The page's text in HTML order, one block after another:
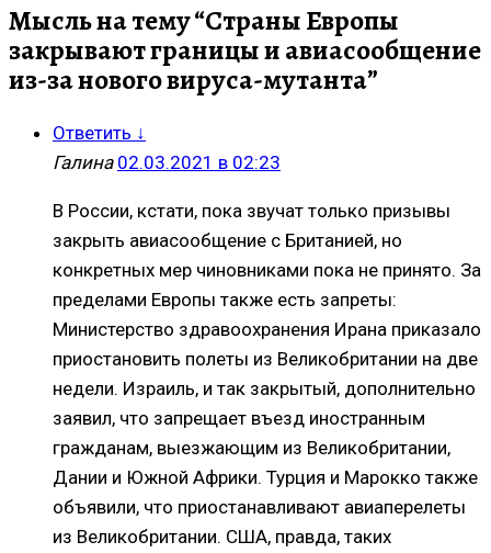
Мысль на тему “Страны Европы
закрывают границы и авиасообщение
из-за нового вируса-мутанта”
Ответить ↓
Галина 02.03.2021 в 02:23
В России, кстати, пока звучат только призывы
закрыть авиасообщение с Британией, но
конкретных мер чиновниками пока не принято. За
пределами Европы также есть запреты:
Министерство здравоохранения Ирана приказало
приостановить полеты из Великобритании на две
недели. Израиль, и так закрытый, дополнительно
заявил, что запрещает въезд иностранным
гражданам, выезжающим из Великобритании,
Дании и Южной Африки. Турция и Марокко также
объявили, что приостанавливают авиаперелеты
из Великобритании. США, правда, таких